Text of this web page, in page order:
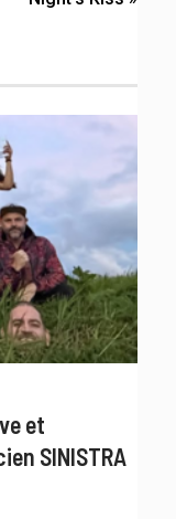
et
SINISTRA